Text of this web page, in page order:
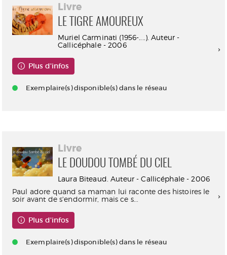
Livre
LE TIGRE AMOUREUX
Muriel Carminati (1956-....). Auteur -
Callicéphale - 2006
Plus d'infos
Exemplaire(s) disponible(s) dans le réseau
Livre
LE DOUDOU TOMBÉ DU CIEL
Laura Biteaud. Auteur - Callicéphale - 2006
Paul adore quand sa maman lui raconte des histoires le
soir avant de s'endormir, mais ce s...
Plus d'infos
Exemplaire(s) disponible(s) dans le réseau